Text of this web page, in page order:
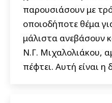
παρουσιάσουν με
οποιοδήποτε θέμα
μάλιστα ανεβάσουν
Ν.Γ. Μιχαλολιάκου,
πέφτει. Αυτή είναι